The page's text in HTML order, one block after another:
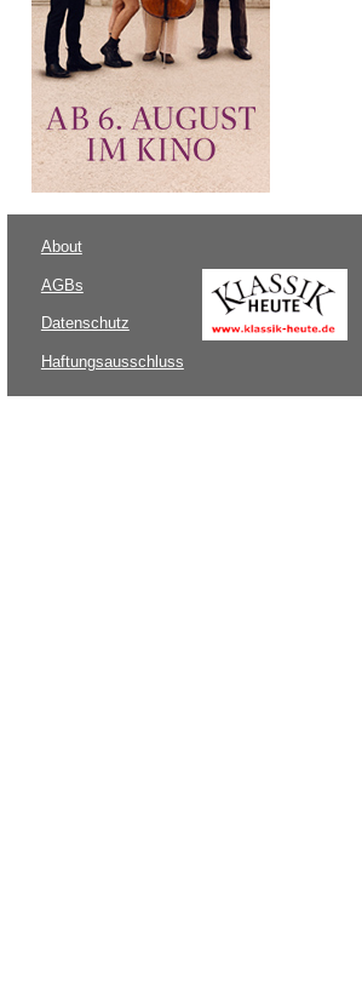
About
AGBs
Datenschutz
Haftungsausschluss